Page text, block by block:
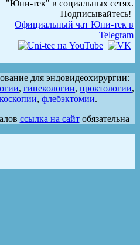
"Юни-тек" в социальных сетях.
Подписывайтесь!
для эндовидеохирургии:
, гинекологии, проктологии,
, флебэктомии.
ссылка на сайтобязательна